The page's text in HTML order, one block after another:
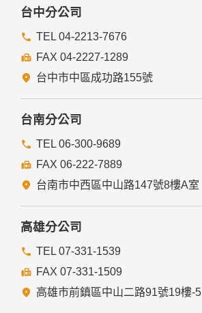
台中分公司
TEL 04-2213-7676
FAX 04-2227-1289
台中市中區成功路155號
台南分公司
TEL 06-300-9689
FAX 06-222-7889
台南市中西區中山路147號8樓A室
高雄分公司
TEL 07-331-1539
FAX 07-331-1509
高雄市前鎮區中山二路91號19樓-5